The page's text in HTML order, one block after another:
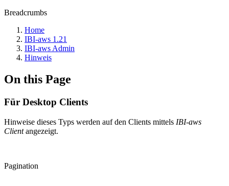
Breadcrumbs
Home
IBI-aws 1.21
IBI-aws Admin
Hinweis
On this Page
Für Desktop Clients
Hinweise dieses Typs werden auf den Clients mittels IBI-aws
Clientangezeigt.
Pagination